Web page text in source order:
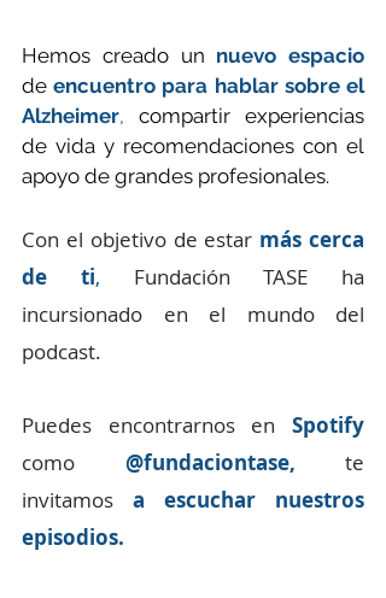
Hemos creado un nuevo espacio
de encuentro para hablar sobre el
Alzheimer, compartir experiencias
de vida y recomendaciones con el
apoyo de grandes profesionales.
Con el objetivo de estar más cerca
de ti, Fundación TASE ha
incursionado en el mundo del
podcast.
Puedes encontrarnos en Spotify
como @fundaciontase,
te
invitamos
a escuchar nuestros
episodios.